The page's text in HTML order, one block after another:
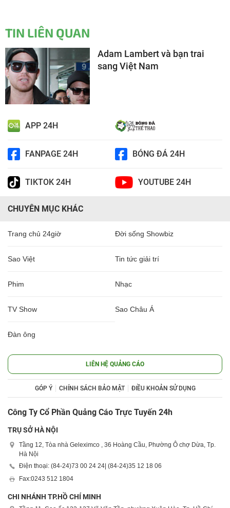
TIN LIÊN QUAN
Adam Lambert và bạn trai
sang Việt Nam
APP 24H
FANPAGE 24H BÓNG ĐÁ 24H
TIKTOK 24H YOUTUBE 24H
CHUYÊN MỤC KHÁC
Trang chủ 24giờ Đời sống Showbiz
Sao Việt Tin tức giải trí
Phim Nhạc
TV Show Sao Châu Á
Đàn ông
LIÊN HỆ QUẢNG CÁO
GÓP Ý CHÍNH SÁCH BẢO MẬT ĐIỀU KHOẢN SỬ DỤNG
Công Ty Cổ Phần Quảng Cáo Trực Tuyến 24h
TRỤ SỞ HÀ NỘI
Tầng 12, Tòa nhà Geleximco , 36 Hoàng Cầu, Phường Ô chợ Dừa, Tp.
Hà Nội
Điện thoại: (84-24)73 00 24 24| (84-24)35 12 18 06
Fax:0243 512 1804
CHI NHÁNH TP.HỒ CHÍ MINH